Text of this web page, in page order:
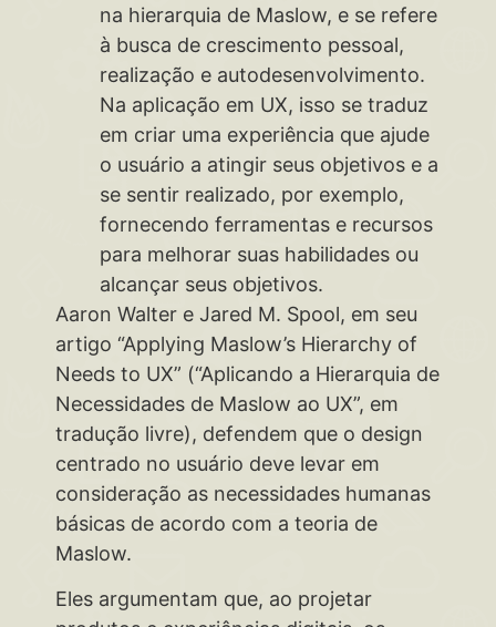
na hierarquia de Maslow, e se refere
à busca de crescimento pessoal,
realização e autodesenvolvimento.
Na aplicação em UX, isso se traduz
em criar uma experiência que ajude
o usuário a atingir seus objetivos e a
se sentir realizado, por exemplo,
fornecendo ferramentas e recursos
para melhorar suas habilidades ou
alcançar seus objetivos.
Aaron Walter e Jared M. Spool, em seu
artigo “Applying Maslow’s Hierarchy of
Needs to UX” (“Aplicando a Hierarquia de
Necessidades de Maslow ao UX”, em
tradução livre), defendem que o design
centrado no usuário deve levar em
consideração as necessidades humanas
básicas de acordo com a teoria de
Maslow.
Eles argumentam que, ao projetar